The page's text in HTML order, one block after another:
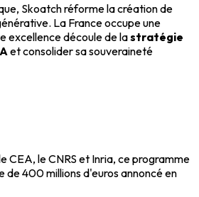
Skoatch réforme la création de
La France occupe une
excellence découle de lastratégie
et consolider sa souveraineté
le CNRS et Inria, ce programme
de 400 millions d'euros annoncé en